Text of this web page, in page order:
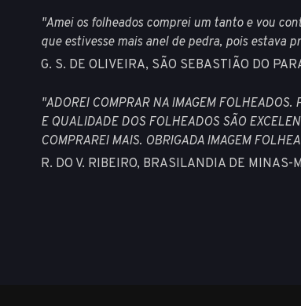
"Amei os folheados comprei um tanto e vou
que estivesse mais anel de pedra, pois estava
G. S. DE OLIVEIRA, SÃO SEBASTIÃO DO
"ADOREI COMPRAR NA IMAGEM FOLHEADOS.
E QUALIDADE DOS FOLHEADOS SÃO
COMPRAREI MAIS. OBRIGADA IMAGEM
R. DO V. RIBEIRO, BRASILANDIA DE MINAS-